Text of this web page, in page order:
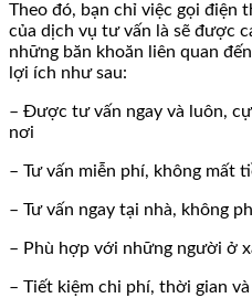
Theo đó, bạn chỉ việc gọi điện
của dịch vụ tư vấn là sẽ được
những băn khoăn liên quan
lợi ích như sau:
– Được tư vấn ngay và luôn,
nơi
– Tư vấn miễn phí, không mất
– Tư vấn ngay tại nhà, không
– Phù hợp với những người ở
– Tiết kiệm chi phí, thời gian